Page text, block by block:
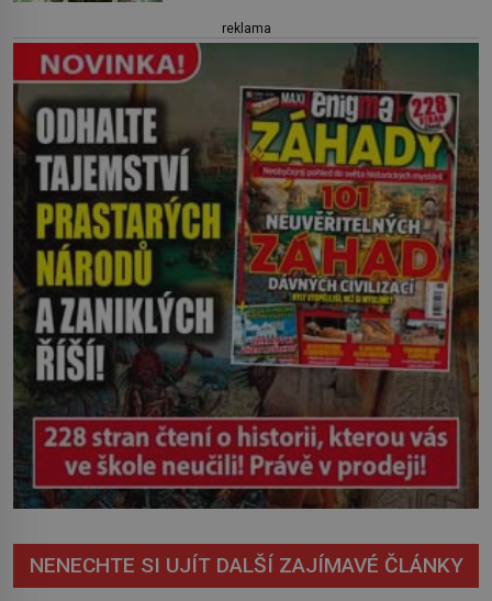
vesnice Aberfan […]
pod ní byla dlažbou. Muž, který ji z
břehu pozoruje, ji údajně poznává, jenže
Ruža Vlajna má být v tu chvíli mrtvá celé
století. Vesnice Kisiljevo v
severovýchodním Srbsku má s upíry
nevyřízené účty. […]
reklama
NENECHTE SI UJÍT DALŠÍ ZAJÍMAVÉ ČLÁNKY